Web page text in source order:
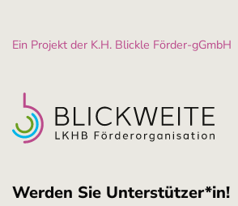
Ein Projekt der K.H. Blickle Förder-gGmbH
Werden Sie Unterstützer*in!